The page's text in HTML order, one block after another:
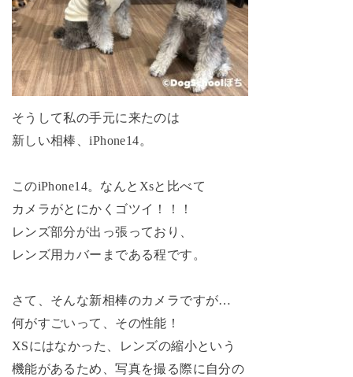
そうして私の手元に来たのは
新しい相棒、iPhone14。
このiPhone14。なんとXsと比べて
カメラがとにかくゴツイ！！！
レンズ部分が出っ張っており、
レンズ用カバーまである程です。
さて、そんな新相棒のカメラですが…
何がすごいって、その性能！
XSにはなかった、レンズの縮小という
機能があるため、写真を撮る際に自分の